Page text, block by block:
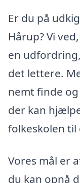
Er du på
Hårup? Vi
en
det lettere.
nemt finde
der kan
folkeskolen til
Vores mål er
du kan opnå